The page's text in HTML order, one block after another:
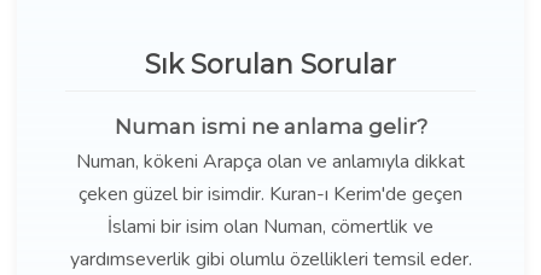
Sık Sorulan Sorular
Numan ismi ne anlama gelir?
Numan, kökeni Arapça olan ve anlamıyla dikkat
çeken güzel bir isimdir. Kuran-ı Kerim'de geçen
İslami bir isim olan Numan, cömertlik ve
yardımseverlik gibi olumlu özellikleri temsil eder.